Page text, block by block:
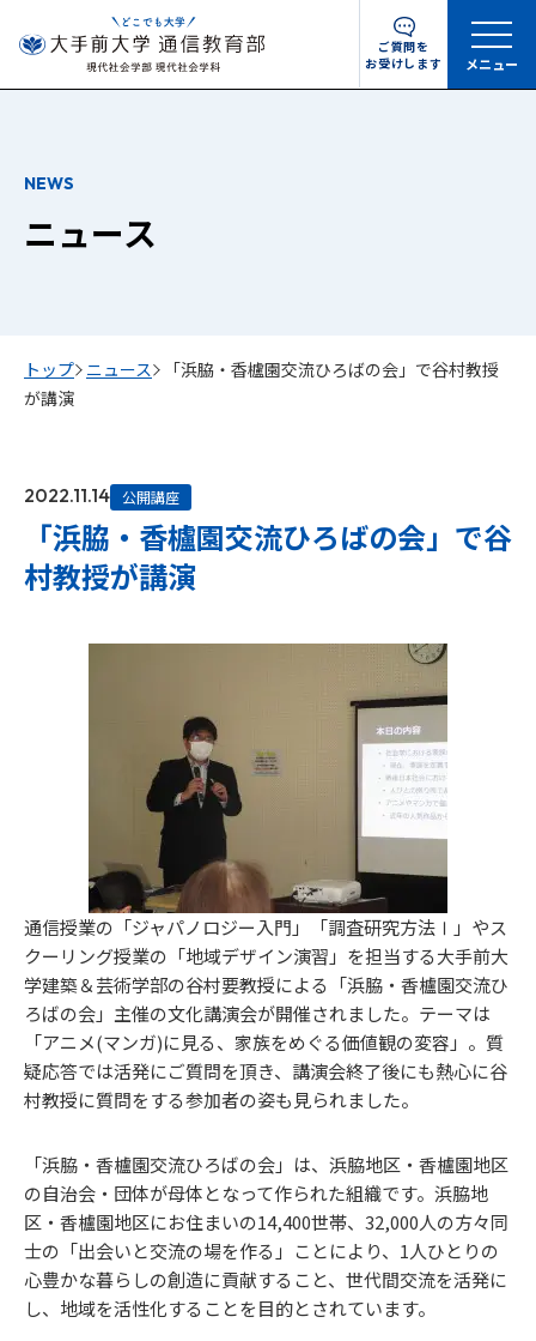
ご質問を
お受けします
メニュー
NEWS
ニュース
トップ ニュース
「浜脇・香櫨園交流ひろばの会」で谷村教授
が講演
2022.11.14 公開講座
「浜脇・香櫨園交流ひろばの会」で谷
村教授が講演
通信授業の「ジャパノロジー入門」「調査研究方法Ⅰ」やス
クーリング授業の「地域デザイン演習」を担当する大手前大
学建築＆芸術学部の谷村要教授による「浜脇・香櫨園交流ひ
ろばの会」主催の文化講演会が開催されました。テーマは
「アニメ(マンガ)に見る、家族をめぐる価値観の変容」。質
疑応答では活発にご質問を頂き、講演会終了後にも熱心に谷
村教授に質問をする参加者の姿も見られました。
「浜脇・香櫨園交流ひろばの会」は、浜脇地区・香櫨園地区
の自治会・団体が母体となって作られた組織です。浜脇地
区・香櫨園地区にお住まいの14,400世帯、32,000人の方々同
士の「出会いと交流の場を作る」ことにより、1人ひとりの
心豊かな暮らしの創造に貢献すること、世代間交流を活発に
し、地域を活性化することを目的とされています。